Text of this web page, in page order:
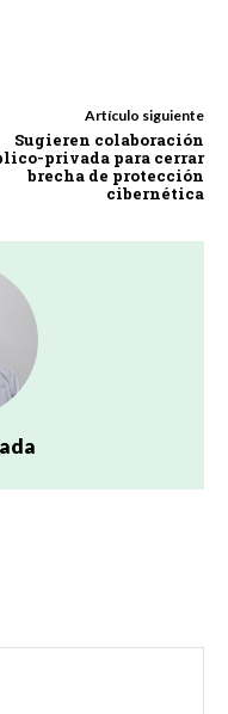
Artículo siguiente
Sugieren colaboración
privada para cerrar
brecha de protección
cibernética